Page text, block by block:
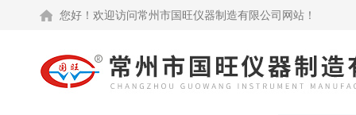
您好！欢迎访问常州市国旺仪器制造有限公司网站！